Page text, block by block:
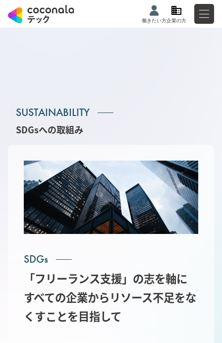
働きたい方企業の方
SUSTAINABILITY
SDGsへの取組み
SDGs
「フリーランス支援」の志を軸に
すべての企業からリソース不足をな
くすことを目指して